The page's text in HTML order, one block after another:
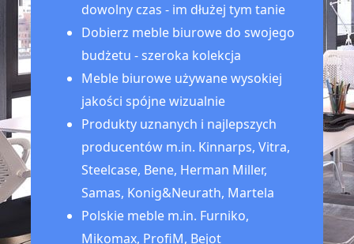
dowolny czas - im dłużej tym tanie
Dobierz meble biurowe do swojego
budżetu - szeroka kolekcja
Meble biurowe używane wysokiej
jakości spójne wizualnie
Produkty uznanych i najlepszych
producentów m.in. Kinnarps, Vitra,
Steelcase, Bene, Herman Miller,
Samas, Konig&Neurath, Martela
Polskie meble m.in. Furniko,
Mikomax, ProfiM, Bejot